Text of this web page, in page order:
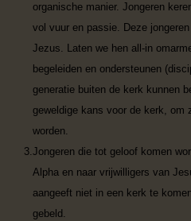
organische manier. Jongeren
vol vuur en passie. Deze jongeren
Jezus. Laten we hen all-in
begeleiden en ondersteunen
generatie buiten de kerk kunnen
geweldige kans voor de kerk, om
worden.
3.Jongeren die tot geloof komen
Alpha en naar vrijwilligers van
aangeeft niet in een kerk te
gebeld.